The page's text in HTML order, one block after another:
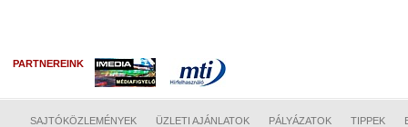
PARTNEREINK
SAJTÓKÖZLEMÉNYEK ÜZLETI AJÁNLATOK PÁLYÁZATOK TIPPEK